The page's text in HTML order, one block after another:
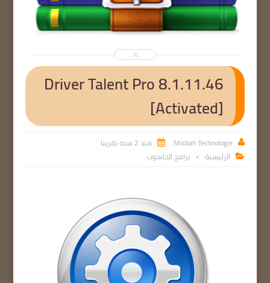
Driver Talent Pro 8.1.11.46
[Activated]

Misbah Technologie
 منذ 2 سنه تقريبا
 الرئيسية > برامج الحاسوب